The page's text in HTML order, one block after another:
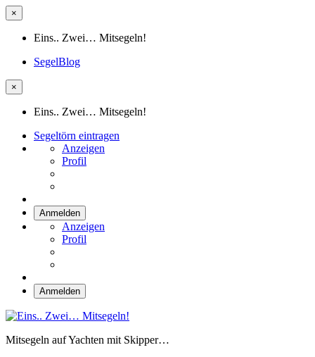
×
Eins.. Zwei… Mitsegeln!
SegelBlog
×
Eins.. Zwei… Mitsegeln!
Segeltörn eintragen
Anzeigen
Profil
Anmelden
Anzeigen
Profil
Anmelden
Mitsegeln auf Yachten mit Skipper…